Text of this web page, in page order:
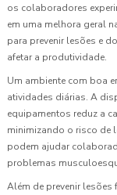
os colaboradores
em uma melhora geral
para prevenir lesões e
afetar a produtividade.
Um ambiente com boa
atividades diárias. A
equipamentos reduz a
minimizando o risco de
podem ajudar
problemas
Além de prevenir